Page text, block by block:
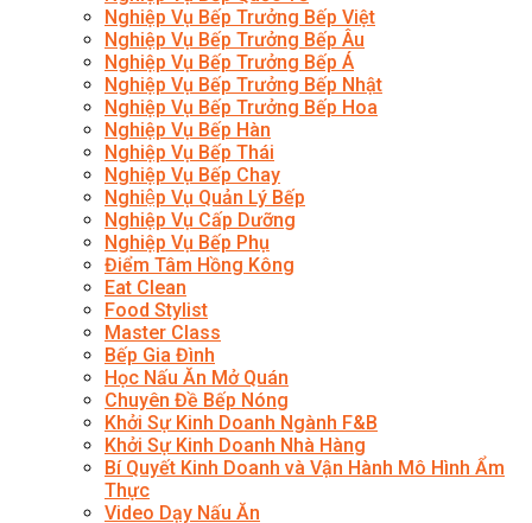
Nghiệp Vụ Bếp Trưởng Bếp Việt
Nghiệp Vụ Bếp Trưởng Bếp Âu
Nghiệp Vụ Bếp Trưởng Bếp Á
Nghiệp Vụ Bếp Trưởng Bếp Nhật
Nghiệp Vụ Bếp Trưởng Bếp Hoa
Nghiệp Vụ Bếp Hàn
Nghiệp Vụ Bếp Thái
Nghiệp Vụ Bếp Chay
Nghiệp Vụ Quản Lý Bếp
Nghiệp Vụ Cấp Dưỡng
Nghiệp Vụ Bếp Phụ
Điểm Tâm Hồng Kông
Eat Clean
Food Stylist
Master Class
Bếp Gia Đình
Học Nấu Ăn Mở Quán
Chuyên Đề Bếp Nóng
Khởi Sự Kinh Doanh Ngành F&B
Khởi Sự Kinh Doanh Nhà Hàng
Bí Quyết Kinh Doanh và Vận Hành Mô Hình Ẩm
Thực
Video Dạy Nấu Ăn